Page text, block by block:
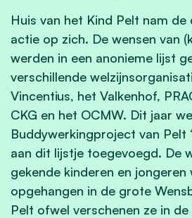
Huis van het Kind Pelt nam
actie op zich. De wensen van
werden in een anonieme lijst
verschillende
Vincentius, het Valkenhof,
CKG en het OCMW. Dit jaar
Buddywerkingproject van Pelt
aan dit lijstje toegevoegd. De
gekende kinderen en jongeren
opgehangen in de grote
Pelt ofwel verschenen ze in